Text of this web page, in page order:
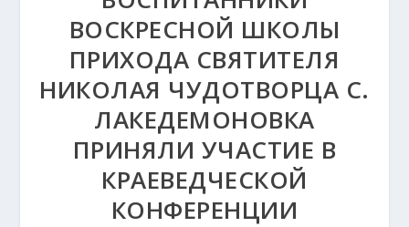
ВОСКРЕСНОЙ ШКОЛЫ
ПРИХОДА СВЯТИТЕЛЯ
НИКОЛАЯ ЧУДОТВОРЦА С.
ЛАКЕДЕМОНОВКА
ПРИНЯЛИ УЧАСТИЕ В
КРАЕВЕДЧЕСКОЙ
КОНФЕРЕНЦИИ